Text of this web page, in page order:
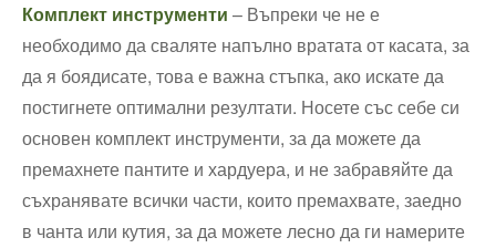
Комплект инструменти – Въпреки че не е
необходимо да сваляте напълно вратата от касата, за
да я боядисате, това е важна стъпка, ако искате да
постигнете оптимални резултати. Носете със себе си
основен комплект инструменти, за да можете да
премахнете пантите и хардуера, и не забравяйте да
съхранявате всички части, които премахвате, заедно
в чанта или кутия, за да можете лесно да ги намерите